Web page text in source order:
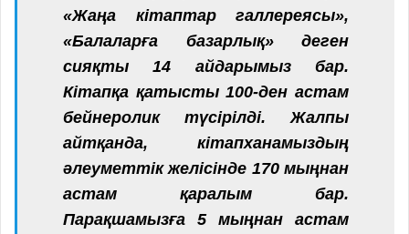
«Жаңа кітаптар галлереясы»,
«Балаларға базарлық» деген
сияқты 14 айдарымыз бар.
Кітапқа қатысты 100-ден астам
бейнеролик түсірілді. Жалпы
айтқанда, кітапханамыздың
әлеуметтік желісінде 170 мыңнан
астам қаралым бар.
Парақшамызға 5 мыңнан астам